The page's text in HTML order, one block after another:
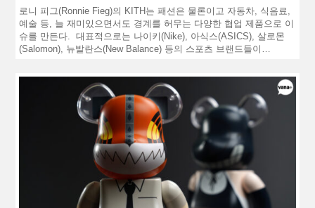
로니 피그(Ronnie Fieg)의 KITH는 패션은 물론이고 자동차, 식음료,
예술 등, 늘 재미있으면서도 경계를 허무는 다양한 협업 제품으로 이
슈를 만든다. 대표적으로는 나이키(Nike), 아식스(ASICS), 살로몬
(Salomon), 뉴발란스(New Balance) 등의 스포츠 브랜드들이…